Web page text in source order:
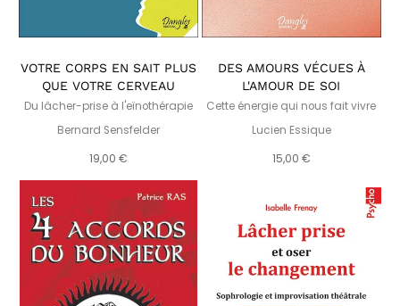
VOTRE CORPS EN SAIT PLUS
QUE VOTRE CERVEAU
Du lâcher-prise à l'eïnothérapie
Bernard Sensfelder
19,00 €
DES AMOURS VÉCUES À
L'AMOUR DE SOI
Cette énergie qui nous fait vivre
Lucien Essique
15,00 €